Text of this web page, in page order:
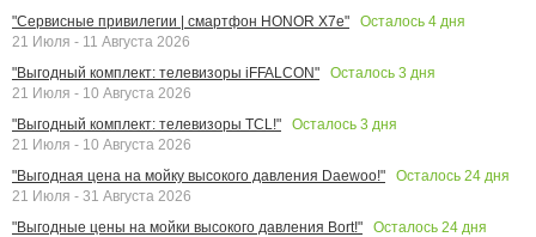
"Сервисные привилегии | смартфон HONOR X7e"
Осталось 4 дня
21 Июля - 11 Августа 2026
"Выгодный комплект: телевизоры iFFALCON"
Осталось 3 дня
21 Июля - 10 Августа 2026
"Выгодный комплект: телевизоры TCL!"
Осталось 3 дня
21 Июля - 10 Августа 2026
"Выгодная цена на мойку высокого давления Daewoo!"
Осталось 24 дня
21 Июля - 31 Августа 2026
"Выгодные цены на мойки высокого давления Bort!"
Осталось 24 дня